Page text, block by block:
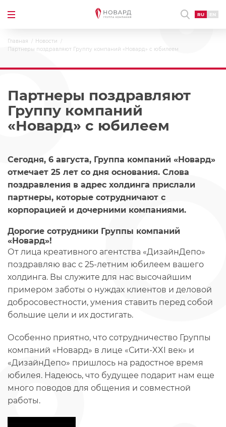
RU EN
Главная
Новости
Партнеры поздравляют Группу компаний «Новард» с юбилеем
Партнеры поздравляют
Группу компаний
«Новард» с юбилеем
Сегодня, 6 августа, Группа компаний «Новард»
отмечает 25 лет со дня основания. Слова
поздравления в адрес холдинга прислали
партнеры, которые сотрудничают с
корпорацией и дочерними компаниями.
Дорогие сотрудники Группы компаний
«Новард»!
От лица креативного агентства «ДизайнДепо»
поздравляю вас с 25-летним юбилеем вашего
холдинга. Вы служите для нас высочайшим
примером заботы о нуждах клиентов и деловой
добросовестности, умения ставить перед собой
большие цели и их достигать.
Особенно приятно, что сотрудничество Группы
компаний «Новард» в лице «Сити-XXI век» и
«ДизайнДепо» пришлось на радостное время
юбилея. Надеюсь, что будущее подарит нам еще
много поводов для общения и совместной
работы.